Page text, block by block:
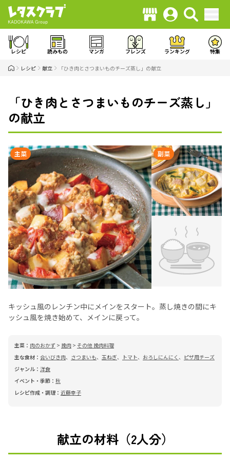
レシピ 読みもの マンガ フレンズ ランキング 特集
レシピ 献立 「ひき肉とさつまいものチーズ蒸し」の献立
「ひき肉とさつまいものチーズ蒸し」
の献立
主菜 副菜
キッシュ風のレンチン中にメインをスタート。蒸し焼きの間にキ
ッシュ風を焼き始めて、メインに戻って。
主菜： 肉のおかず > 挽肉 > その他 挽肉料理
主な食材： 合いびき肉、 さつまいも、 玉ねぎ、 トマト、 おろしにんにく 、 ピザ用チーズ
ジャンル： 洋食
イベント・季節： 秋
レシピ作成・調理： 近藤幸子
献立の材料（2人分）